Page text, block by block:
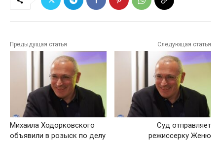
Предыдущая статья
Михаила Ходорковского
объявили в розыск по делу
Следующая статья
Суд отправляет
режиссерку Женю